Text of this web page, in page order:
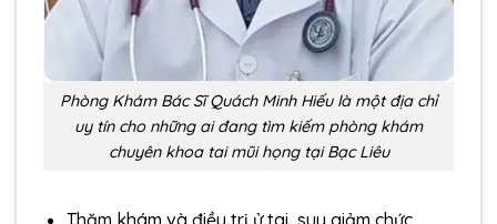
Phòng Khám Bác Sĩ Quách Minh Hiếu là một địa chỉ
uy tín cho những ai đang tìm kiếm phòng khám
chuyên khoa tai mũi họng tại Bạc Liêu